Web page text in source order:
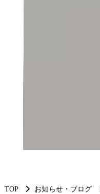
TOP お知らせ・ブログ